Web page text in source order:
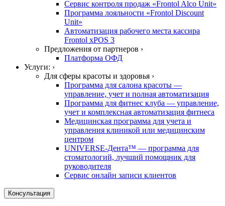
Сервис контроля продаж «Frontol Alco Unit»
Программа лояльности «Frontol Discount
Unit»
Автоматизация рабочего места кассира
Frontol xPOS 3
Предложения от партнеров ›
Платформа ОФД
Услуги: ›
Для сферы красоты и здоровья ›
Программа для салона красоты —
управление, учет и полная автоматизация
Программа для фитнес клуба — управление,
учет и комплексная автоматизация фитнеса
Медицинская программа для учета и
управления клиникой или медицинским
центром
UNIVERSE-Дента™ — программа для
стоматологий, лучший помощник для
руководителя
Сервис онлайн записи клиентов
Консультация